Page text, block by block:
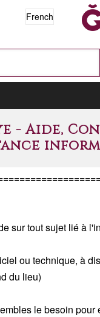
French
- Aide,
sur tout sujet lié à
ou technique, à
du lieu)
le besoin pour